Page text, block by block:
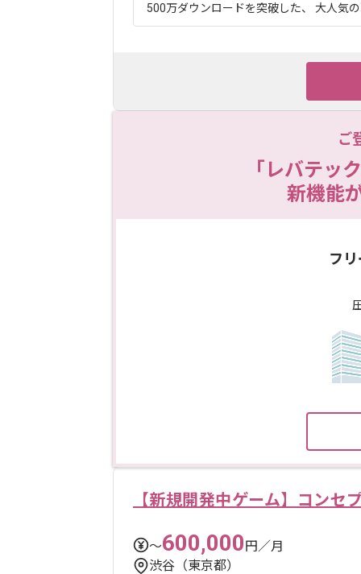
500万ダウンロードを突破した、 大人気
ご
「レバテッ
新機能
フ
【新規開発中ゲーム】コンセ
〜600,000円／月
渋谷（東京都）